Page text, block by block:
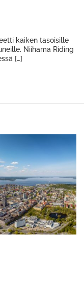
kaiken tasoisille
Niihama Riding
[…]